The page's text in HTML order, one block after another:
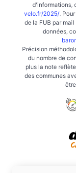
d'informations,
velo.fr/2025/.
de la FUB par mail
données,
Précision
du nombre de
plus la note
des communes